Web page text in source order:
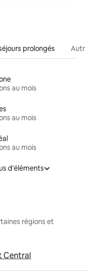
prolongés
au mois
au mois
au mois
d'éléments
régions et
Central